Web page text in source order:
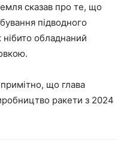
сказав про те, що
підводного
обладнаний
що глава
ракети з 2024